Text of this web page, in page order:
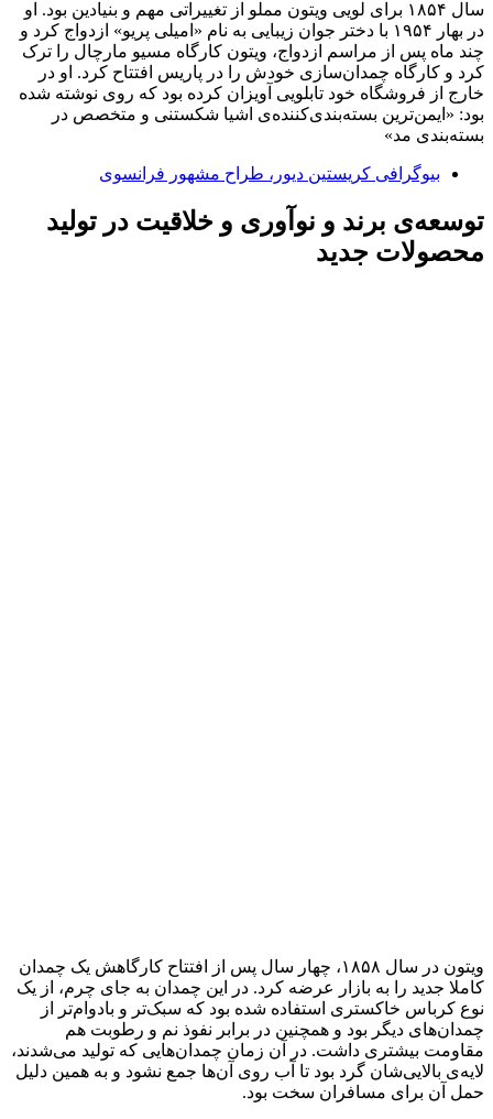
سال ۱۸۵۴ برای لویی ویتون مملو از تغییراتی مهم و بنیادین بود. او
در بهار ۱۹۵۴ با دختر جوان زیبایی به نام «امیلی پریو» ازدواج کرد و
چند ماه پس از مراسم ازدواج، ویتون کارگاه مسیو مارچال را ترک
کرد و کارگاه چمدان‌سازی خودش را در پاریس افتتاح کرد. او در
خارج از فروشگاه خود تابلویی آویزان کرده بود که روی نوشته شده
بود: «ایمن‌ترین بسته‌بندی‌کننده‌ی اشیا شکستنی و متخصص در
بسته‌بندی مد»
بیوگرافی کریستین دیور، طراح مشهور فرانسوی
توسعه‌ی برند و نوآوری و خلاقیت در تولید
محصولات جدید
ویتون در سال ۱۸۵۸، چهار سال پس از افتتاح کارگاهش یک چمدان
کاملا جدید را به بازار عرضه کرد. در این چمدان به جای چرم، از یک
نوع کرباس خاکستری استفاده شده بود که سبک‌تر و بادوام‌تر از
چمدان‌های دیگر بود و همچنین در برابر نفوذ نم و رطوبت هم
مقاومت بیشتری داشت. در آن زمان چمدان‌هایی که تولید می‌شدند،
لایه‌ی بالایی‌شان گرد بود تا آب روی آن‌ها جمع نشود و به همین دلیل
حمل آن برای مسافران سخت بود.